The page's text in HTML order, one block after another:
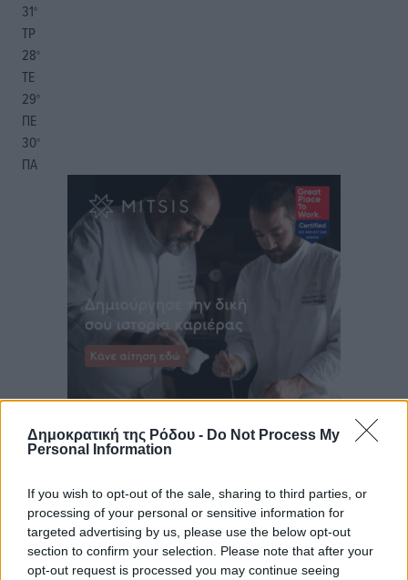
Δημοκρατική της Ρόδου - Do Not Process My
Personal Information
If you wish to opt-out of the sale, sharing to third parties, or
processing of your personal or sensitive information for
targeted advertising by us, please use the below opt-out
section to confirm your selection. Please note that after your
opt-out request is processed you may continue seeing
31°
ΤΡ
28°
ΤΕ
29°
ΠΕ
30°
ΠΑ